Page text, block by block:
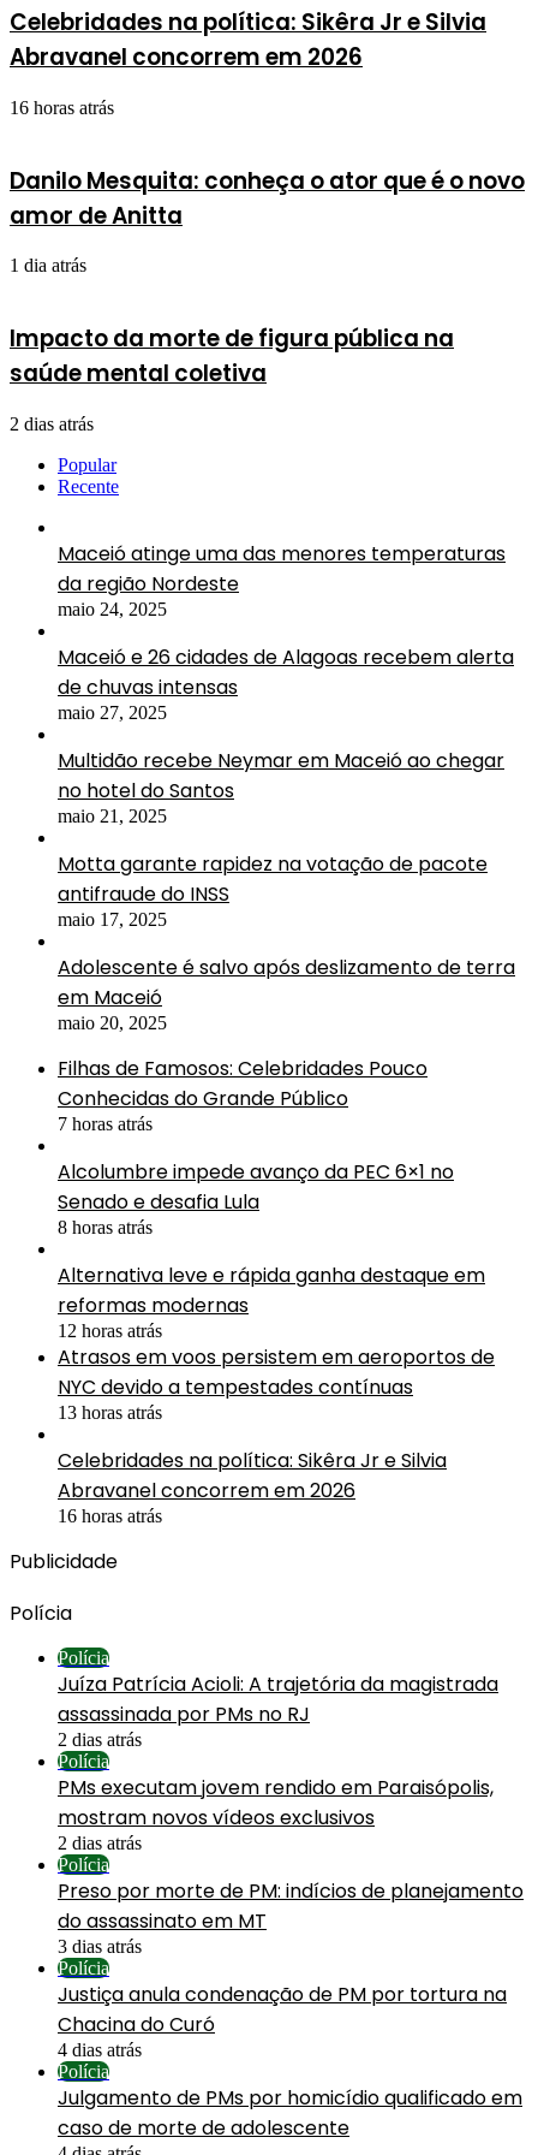
Celebridades na política: Sikêra Jr e Silvia
Abravanel concorrem em 2026
16 horas atrás
Danilo Mesquita: conheça o ator que é o novo
amor de Anitta
1 dia atrás
Impacto da morte de figura pública na
saúde mental coletiva
2 dias atrás
Popular
Recente
Maceió atinge uma das menores temperaturas
da região Nordeste
maio 24, 2025
Maceió e 26 cidades de Alagoas recebem alerta
de chuvas intensas
maio 27, 2025
Multidão recebe Neymar em Maceió ao chegar
no hotel do Santos
maio 21, 2025
Motta garante rapidez na votação de pacote
antifraude do INSS
maio 17, 2025
Adolescente é salvo após deslizamento de terra
em Maceió
maio 20, 2025
Filhas de Famosos: Celebridades Pouco
Conhecidas do Grande Público
7 horas atrás
Alcolumbre impede avanço da PEC 6×1 no
Senado e desafia Lula
8 horas atrás
Alternativa leve e rápida ganha destaque em
reformas modernas
12 horas atrás
Atrasos em voos persistem em aeroportos de
NYC devido a tempestades contínuas
13 horas atrás
Celebridades na política: Sikêra Jr e Silvia
Abravanel concorrem em 2026
16 horas atrás
Publicidade
Polícia
Polícia
Juíza Patrícia Acioli: A trajetória da magistrada
assassinada por PMs no RJ
2 dias atrás
Polícia
PMs executam jovem rendido em Paraisópolis,
mostram novos vídeos exclusivos
2 dias atrás
Polícia
Preso por morte de PM: indícios de planejamento
do assassinato em MT
3 dias atrás
Polícia
Justiça anula condenação de PM por tortura na
Chacina do Curó
4 dias atrás
Polícia
Julgamento de PMs por homicídio qualificado em
caso de morte de adolescente